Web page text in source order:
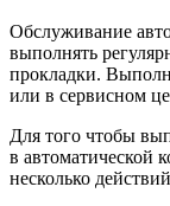
Обслуживание
выполнять
прокладки.
или в сервисном
Для того чтобы
в автоматической
несколько